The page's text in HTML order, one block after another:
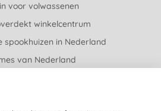
voor volwassenen
winkelcentrum
spookhuizen in Nederland
van Nederland